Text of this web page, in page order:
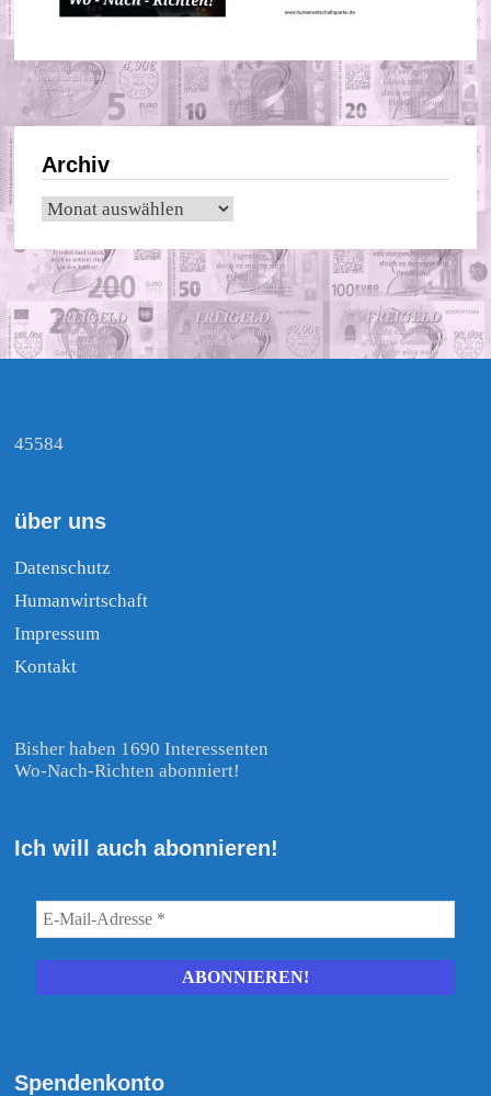
Archiv
Archiv
45584
über uns
Datenschutz
Humanwirtschaft
Impressum
Kontakt
Bisher haben 1690 Interessenten
Wo-Nach-Richten abonniert!
Ich will auch abonnieren!
Spendenkonto